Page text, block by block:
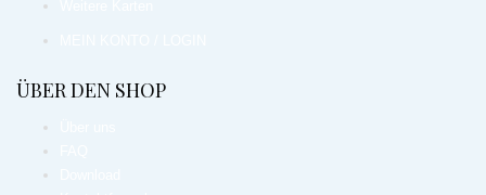
ÜBER DEN SHOP